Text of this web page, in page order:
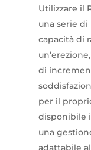
Utilizzare il
una serie
capacità di
di
per il
disponibile
una
adattabile